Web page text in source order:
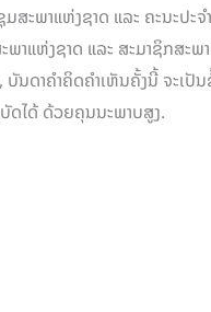
ະພາແຫ່ງຊາດ ແລະ ຄະນະປະ
າແຫ່ງຊາດ ແລະ ສະມາຊິກສ
ດາຄໍາຄິດຄໍາເຫັນຄັ້ງນີ້ ຈະເ
ດໄດ້ ດ້ວຍຄຸນນະພາບສູງ.